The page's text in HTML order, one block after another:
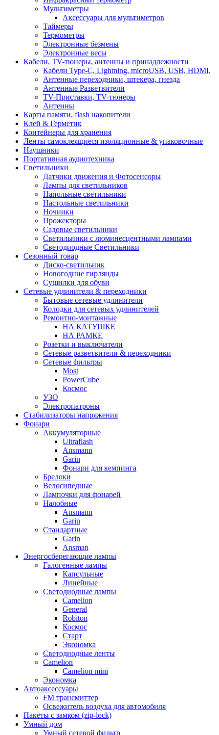
Мультиметры
Аксессуары для мультиметров
Таймеры
Термометры
Электронные безмены
Электронные весы
Кабели, TV-тюнеры, антенны и принадлежности
Кабели Type-C, Lightning, microUSB, USB, HDMI,
Антенные переходники, штекера, гнезда
Антенные Разветвители
TV-Приставки, TV-тюнеры
Антенны
Карты памяти, flash накопители
Клей & Герметик
Контейнеры для хранения
Ленты самоклеящиеся изоляционные & упаковочные
Наушники
Портативная аудиотехника
Светильники
Датчики движения и Фотосенсоры
Лампы для светильников
Напольные светильники
Настольные светильники
Ночники
Прожекторы
Садовые светильники
Светильники с люминесцентными лампами
Светодиодные Светильники
Сезонный товар
Диско-светильник
Новогодние гирлянды
Сушилки для обуви
Сетевые удлинители & переходники
Бытовые сетевые удлинители
Колодки для сетевых удлинителей
Ремонтно-монтажные
НА КАТУШКЕ
НА РАМКЕ
Розетки и выключатели
Сетевые разветвители & переходники
Сетевые фильтры
Most
PowerCube
Космос
УЗО
Электропатроны
Стабилизаторы напряжения
Фонари
Аккумуляторные
Ultraflash
Ansmann
Garin
Фонари для кемпинга
Брелоки
Велосипедные
Лампочки для фонарей
Налобные
Ansmann
Garin
Стандартные
Garin
Ansman
Энергосберегающие лампы
Галогенные лампы
Капсульные
Линейные
Светодиодные лампы
Camelion
General
Robiton
Космос
Старт
Экономка
Светодиодные ленты
Camelion
Camelion mini
Экономка
Автоаксессуары
FM трансмиттер
Освежитель воздуха для автомобиля
Пакеты с замком (zip-lock)
Умный дом
Умный сетевой фильтр